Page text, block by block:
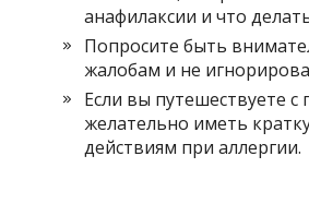
анафилаксии и что
Попросите быть
жалобам и не
Если вы путешествуете с
желательно иметь
действиям при аллергии.